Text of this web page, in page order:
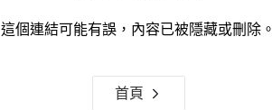
這個連結可能有誤，內容已被隱藏或刪除。
首頁